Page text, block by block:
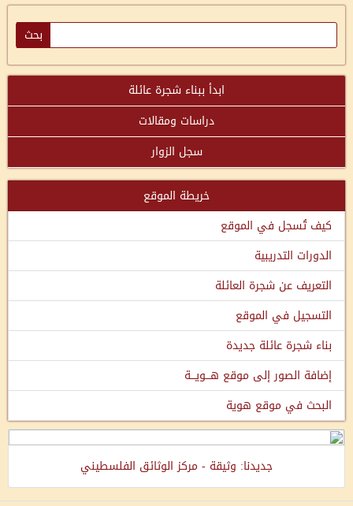
ابدأ ببناء شجرة عائلة
دراسات ومقالات
سجل الزوار
خريطة الموقع
كيف تُسجل في الموقع
الدورات التدريبية
التعريف عن شجرة العائلة
التسجيل في الموقع
بناء شجرة عائلة جديدة
إضافة الصور إلى موقع هـــويـــة
البحث في موقع هوية
جديدنا: وثيقة - مركز الوثائق الفلسطيني